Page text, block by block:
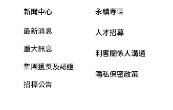
新聞中心
最新消息
重大訊息
集團獲獎及認證
招標公告
永續專區
人才招募
利害關係人溝通
隱私保密政策